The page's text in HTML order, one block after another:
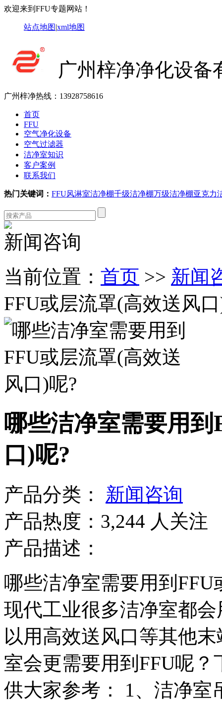
欢迎来到FFU专题网站！
站点地图|xml地图
广州梓净净化设备
广州梓净热线： 13928758616
首页
FFU
空气净化设备
空气过滤器
洁净室知识
客户案例
联系我们
热门关键词： FFU风淋室洁净棚千级洁净棚万级洁净棚亚克力
新闻咨询
当前位置： 首页 >> 新闻
FFU或层流罩(高效送风
哪些洁净室需要用
口)呢?
产品分类： 新闻咨询
产品热度：3,244 人关注
产品描述：
哪些洁净室需要用到
现代工业很多洁净室都
以用高效送风口等其他
室会更需要用到FFU呢
供大家参考： 1、洁净室